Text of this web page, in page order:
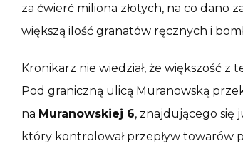
za ćwierć miliona złotych, na co dano
większą ilość granatów ręcznych i
Kronikarz nie wiedział, że większość
Pod graniczną ulicą Muranowską
na Muranowskiej 6, znajdującego się
który kontrolował przepływ towarów